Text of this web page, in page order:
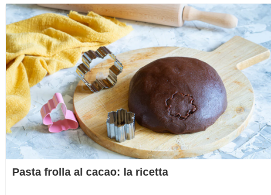
Pasta frolla al cacao: la ricetta